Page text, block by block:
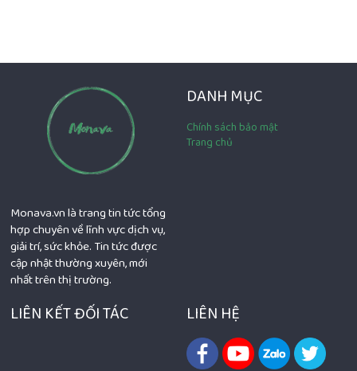
Monava.vn là trang tin tức tổng
hợp chuyên về lĩnh vực dịch vụ,
giải trí, sức khỏe. Tin tức được
cập nhật thường xuyên, mới
nhất trên thị trường.
DANH MỤC
Chính sách bảo mật
Trang chủ
LIÊN KẾT ĐỐI TÁC LIÊN HỆ